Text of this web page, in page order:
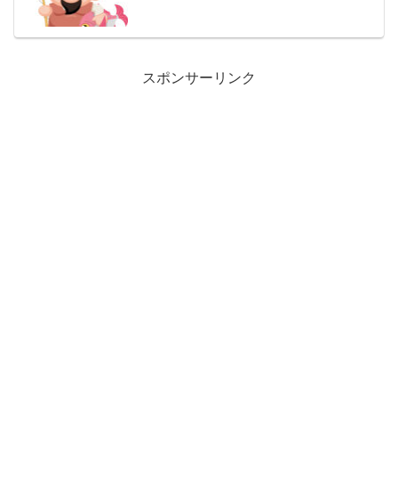
スポンサーリンク